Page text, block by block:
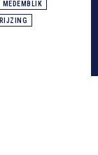
MEDEMBLIK